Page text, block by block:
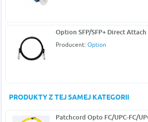
Option SFP/SFP+ Direct
Producent: Option
PRODUKTY Z TEJ SAMEJ KATEGORII
Patchcord Opto FC/UPC-FC/